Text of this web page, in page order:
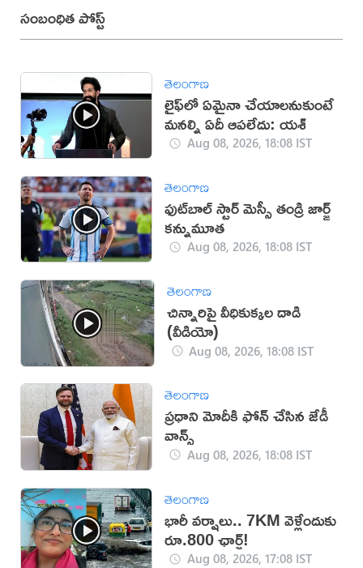
సంబంధిత పోస్ట్
తెలంగాణ
లైఫ్‌లో ఏమైనా చేయాలనుకుంటే
మనల్ని ఏదీ ఆపలేదు: యశ్
Aug 08, 2026, 18:08 IST
తెలంగాణ
ఫుట్‌బాల్ స్టార్ మెస్సీ తండ్రి జార్జ్
కన్నుమూత
Aug 08, 2026, 18:08 IST
తెలంగాణ
చిన్నారిపై వీధికుక్కల దాడి
(వీడియో)
Aug 08, 2026, 18:08 IST
తెలంగాణ
ప్రధాని మోదీకి ఫోన్ చేసిన జేడీ
వాన్స్
Aug 08, 2026, 18:08 IST
తెలంగాణ
భారీ వర్షాలు.. 7KM వెళ్లేందుకు
రూ.800 ఛార్జ్!
Aug 08, 2026, 17:08 IST